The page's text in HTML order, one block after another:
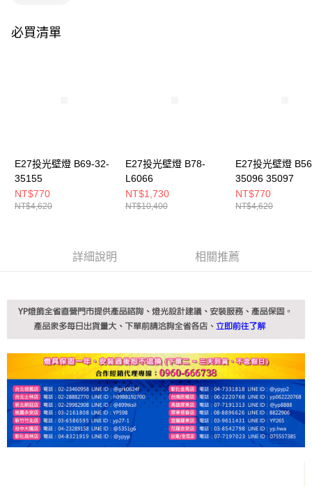
５．嚴禁一人註冊多個帳號或使用他人資訊註冊。若發現惡意使用之情形，
恩沛科技股份有限公司將有權停止該用戶之使用額度並採取法律行動。
必買清單
E27投光壁燈 B69-32-
35155
NT$770
NT$4,620
E27投光壁燈 B78-
L6066
NT$1,730
NT$10,400
E27投光壁燈
35096 35097
NT$770
NT$4,620
詳細說明 相關推薦